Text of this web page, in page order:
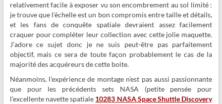
relativement facile à exposer vu son encombrement au sol limité :
je trouve que l’échelle est un bon compromis entre taille et détails,
et les fans de conquête spatiale devraient assez facilement
craquer pour compléter leur collection avec cette jolie maquette.
J’adore ce sujet donc je ne suis peut-être pas parfaitement
objectif, mais ce sera de toute façon probablement le cas de la
majorité des acquéreurs de cette boite.
Néanmoins, l’expérience de montage n’est pas aussi passionnante
que pour les précédents sets NASA (petite pensée pour
l’excellente navette spatiale 10283 NASA Space Shuttle Discovery